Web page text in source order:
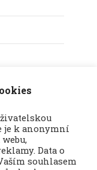
je k anonymní
Data o
souhlasem